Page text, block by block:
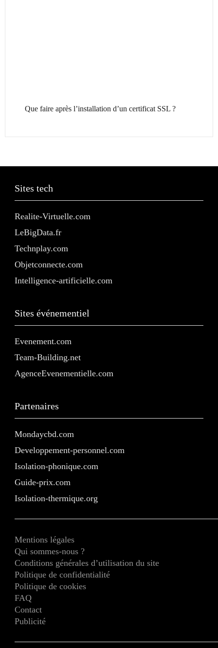
Que faire après l’installation d’un certificat SSL ?
Sites tech
Realite-Virtuelle.com
LeBigData.fr
Technplay.com
Objetconnecte.com
Intelligence-artificielle.com
Sites événementiel
Evenement.com
Team-Building.net
AgenceEvenementielle.com
Partenaires
Mondaycbd.com
Developpement-personnel.com
Isolation-phonique.com
Guide-prix.com
Isolation-thermique.org
Mentions légales
Qui sommes-nous ?
Conditions générales d’utilisation du site
Politique de confidentialité
Politique de cookies
FAQ
Contact
Publicité